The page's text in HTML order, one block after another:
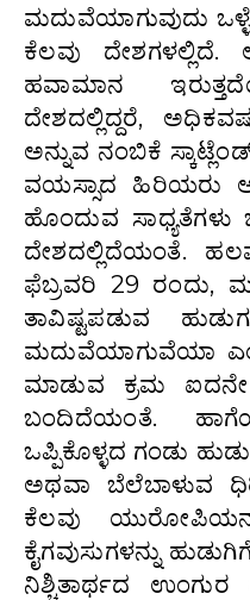
ಮದುವೆಯಾಗುವುದು
ಕೆಲವು ದೇಶಗಳಲ್ಲಿದೆ.
ಹವಾಮಾನ
ದೇಶದಲ್ಲಿದ್ದರೆ,
ಅನ್ನುವ ನಂಬಿಕೆ
ವಯಸ್ಸಾದ ಹಿರಿಯರು
ಹೊಂದುವ
ದೇಶದಲ್ಲಿದೆಯಂತೆ.
ಫೆಬ್ರವರಿ 29 ರಂದು,
ತಾವಿಷ್ಟಪಡುವ
ಮದುವೆಯಾಗುವೆಯಾ
ಮಾಡುವ ಕ್ರಮ
ಬಂದಿದೆಯಂತೆ.
ಒಪ್ಪಿಕೊಳ್ಳದ ಗಂಡು
ಅಥವಾ ಬೆಲೆಬಾಳುವ
ಕೆಲವು
ಕೈಗವುಸುಗಳನ್ನು
ನಿಶ್ಚಿತಾರ್ಥದ